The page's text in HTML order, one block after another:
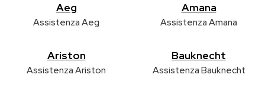
Aeg
Assistenza Aeg
Amana
Assistenza Amana
Ariston
Assistenza Ariston
Bauknecht
Assistenza Bauknecht